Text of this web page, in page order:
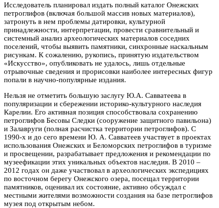
Исследователь планировал издать полный каталог Онежских
петроглифов (включая большой массив новых материалов),
затронуть в нем проблемы датировки, культурной
принадлежности, интерпретации, провести сравнительный и
системный анализ археологических материалов соседних
поселений, чтобы выявить памятники, синхронные наскальным
рисункам. К сожалению, рукопись, принятую издательством
«Искусство», опубликовать не удалось, лишь отдельные
отрывочные сведения и прорисовки наиболее интересных фигур
попали в научно-популярные издания.
Нельзя не отметить большую заслугу Ю.А. Савватеева в
популяризации и сбережении историко-культурного наследия
Карелии. Его активная позиция способствовала сохранению
петроглифов Бесовы Следки (сооружение защитного павильона)
и Залавруги (полная расчистка территории петроглифов). С
1990-х и до сего времени Ю. А. Савватеев участвует в проектах
использования Онежских и Беломорских петроглифов в туризме
и просвещении, разрабатывает предложения и рекомендации по
музеефикации этих уникальных объектов наследия. В 2010 –
2012 годах он даже участвовал в археологических экспедициях
по восточном берегу Онежского озера, посещал территории
памятников, оценивал их состояние, активно обсуждал с
местными жителями возможности создания на базе петроглифов
музея под открытым небом.